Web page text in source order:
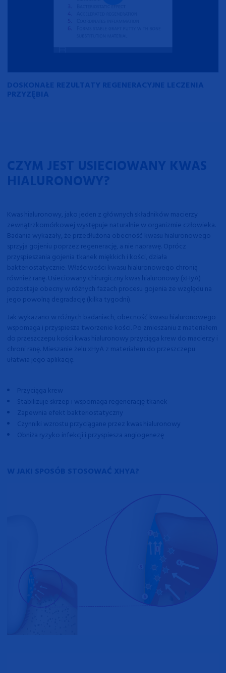
DOSKONAŁE REZULTATY REGENERACYJNE LECZENIA
PRZYZĘBIA
CZYM JEST USIECIOWANY KWAS
HIALURONOWY?
Kwas hialuronowy, jako jeden z głównych składników macierzy
zewnątrzkomórkowej występuje naturalnie w organizmie człowieka.
Badania wykazały, że przedłużona obecność kwasu hialuronowego
sprzyja gojeniu poprzez regenerację, a nie naprawę. Oprócz
przyspieszania gojenia tkanek miękkich i kości, działa
bakteriostatycznie. Właściwości kwasu hialuronowego chronią
również ranę. Usieciowany chirurgiczny kwas hialuronowy (xHyA)
pozostaje obecny w różnych fazach procesu gojenia ze względu na
jego powolną degradację (kilka tygodni).
Jak wykazano w różnych badaniach, obecność kwasu hialuronowego
wspomaga i przyspiesza tworzenie kości. Po zmieszaniu z materiałem
do przeszczepu kości kwas hialuronowy przyciąga krew do macierzy i
chroni ranę. Mieszanie żelu xHyA z materiałem do przeszczepu
ułatwia jego aplikację.
Przyciąga krew
Stabilizuje skrzep i wspomaga regenerację tkanek
Zapewnia efekt bakteriostatyczny
Czynniki wzrostu przyciągane przez k was hialuronowy
Obniża ryzyko infekcji i przyspiesza angiogenezę
W JAKI SPOSÓB STOSOWAĆ XHYA?